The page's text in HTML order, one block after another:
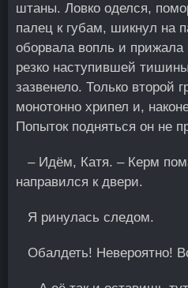
штаны. Ловко оделся,
палец к губам, шикнул на
оборвала вопль и
резко наступившей
зазвенело. Только второй
монотонно хрипел и,
Πопыток подняться он не
– Идём, Катя. – Керм
направился к двери.
Я ринулась следом.
Обалдеть! Невероятно!